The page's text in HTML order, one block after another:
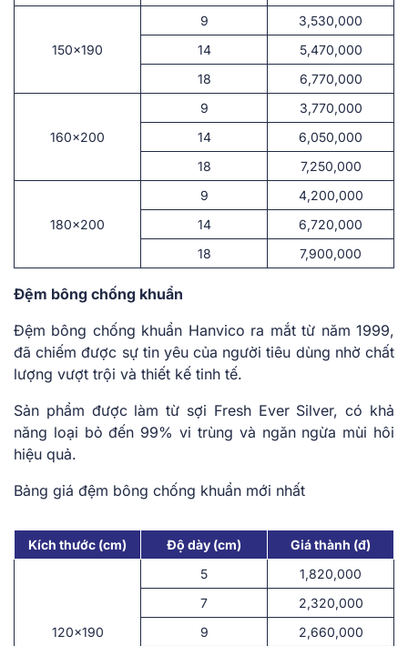
150×190
9
3,530,000
14
5,470,000
18
6,770,000
160×200
9
3,770,000
14
6,050,000
18
7,250,000
180×200
9
4,200,000
14
6,720,000
18
7,900,000
Đệm bông chống khuẩn
Đệm bông chống khuẩn Hanvico ra mắt từ năm 1999,
đã chiếm được sự tin yêu của người tiêu dùng nhờ chất
lượng vượt trội và thiết kế tinh tế.
Sản phẩm được làm từ sợi Fresh Ever Silver, có khả
năng loại bỏ đến 99% vi trùng và ngăn ngừa mùi hôi
hiệu quả.
Bảng giá đệm bông chống khuẩn mới nhất
Kích thước (cm) Độ dày (cm) Giá thành (đ)
120×190
5
1,820,000
7
2,320,000
9
2,660,000